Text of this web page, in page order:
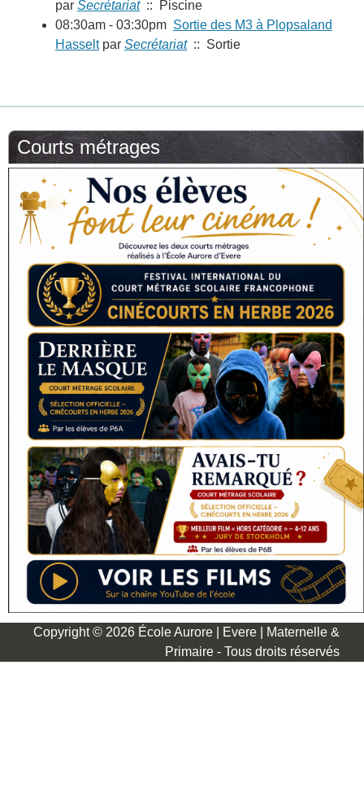
par Secrétariat:: Piscine
08:30am - 03:30pm Sortie des M3 à Plopsaland
Hasseltpar Secrétariat:: Sortie
Courts métrages
Copyright © 2026 École Aurore | Evere | Maternelle &
Primaire - Tous droits réservés